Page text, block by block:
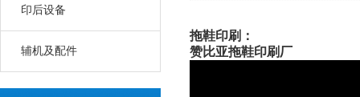
印后设备
辅机及配件
拖鞋印刷：
赞比亚拖鞋印刷厂